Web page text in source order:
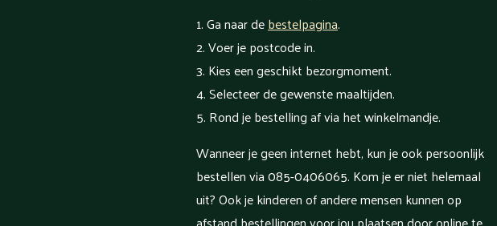
Ga naar debestelpagina.
Voer je postcode in.
Kies een geschikt bezorgmoment.
Selecteer de gewenste maaltijden.
Rond je bestelling af via het winkelmandje.
Wanneer je geen internet hebt, kun je ook persoonlijk
bestellen via 085-0406065. Kom je er niet helemaal
uit? Ook je kinderen of andere mensen kunnen op